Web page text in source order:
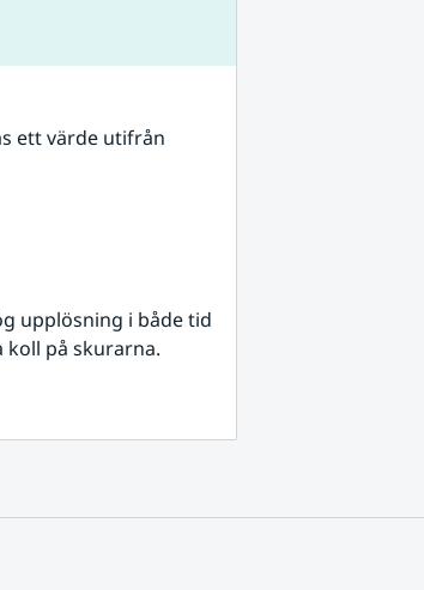
ett värde utifrån
upplösning i både tid
koll på skurarna.